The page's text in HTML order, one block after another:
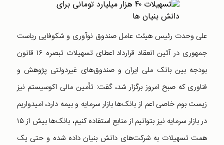
علی وحدت رئیس هیئت عامل صندوق نوآوری و شکوفایی ریاست
جمهوری در آئین انعقاد قرارداد اعطای تسهیلات تبصره ۱۶ قانون
بودجه بین بانک ملی ایران و صندوق‌های غیردولتی پژوهش و
فناوری که صبح امروز برگزار شد، گفت: تأمین مالی اکوسیستم نیز
زیست بوم خاصی اعم از بانک‌ها بازار سرمایه و بیمه دارد، امیدواریم
در بازار سرمایه نیز بتوانیم از منابع استفاده کنیم، بانک‌ها بیش از ۱۵
همت تسهیلات به شرکت‌های دانش بنیان داده شده و حتی یک